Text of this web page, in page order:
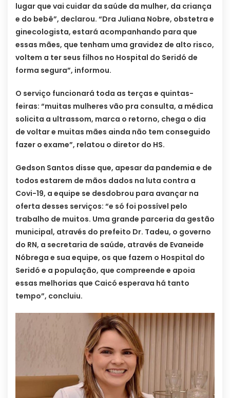
lugar que vai cuidar da saúde da mulher, da criança
e do bebê”, declarou. “Dra Juliana Nobre, obstetra e
ginecologista, estará acompanhando para que
essas mães, que tenham uma gravidez de alto risco,
voltem a ter seus filhos no Hospital do Seridó de
forma segura”, informou.
O serviço funcionará toda as terças e quintas-
feiras: “muitas mulheres vão pra consulta, a médica
solicita a ultrassom, marca o retorno, chega o dia
de voltar e muitas mães ainda não tem conseguido
fazer o exame”, relatou o diretor do HS.
Gedson Santos disse que, apesar da pandemia e de
todos estarem de mãos dados na luta contra a
Covi-19, a equipe se desdobrou para avançar na
oferta desses serviços: “e só foi possível pelo
trabalho de muitos. Uma grande parceria da gestão
municipal, através do prefeito Dr. Tadeu, o governo
do RN, a secretaria de saúde, através de Evaneide
Nóbrega e sua equipe, os que fazem o Hospital do
Seridó e a população, que compreende e apoia
essas melhorias que Caicó esperava há tanto
tempo”, concluiu.